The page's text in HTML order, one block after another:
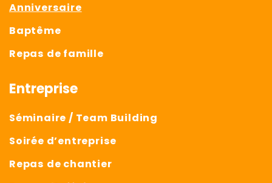
Anniversaire
Baptême
Repas de famille
Entreprise
Séminaire / Team Building
Soirée d’entreprise
Repas de chantier